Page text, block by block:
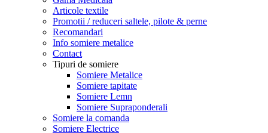
Articole textile
Promotii / reduceri saltele, pilote & perne
Recomandari
Info somiere metalice
Contact
Tipuri de somiere
Somiere Metalice
Somiere tapitate
Somiere Lemn
Somiere Supraponderali
Somiere la comanda
Somiere Electrice